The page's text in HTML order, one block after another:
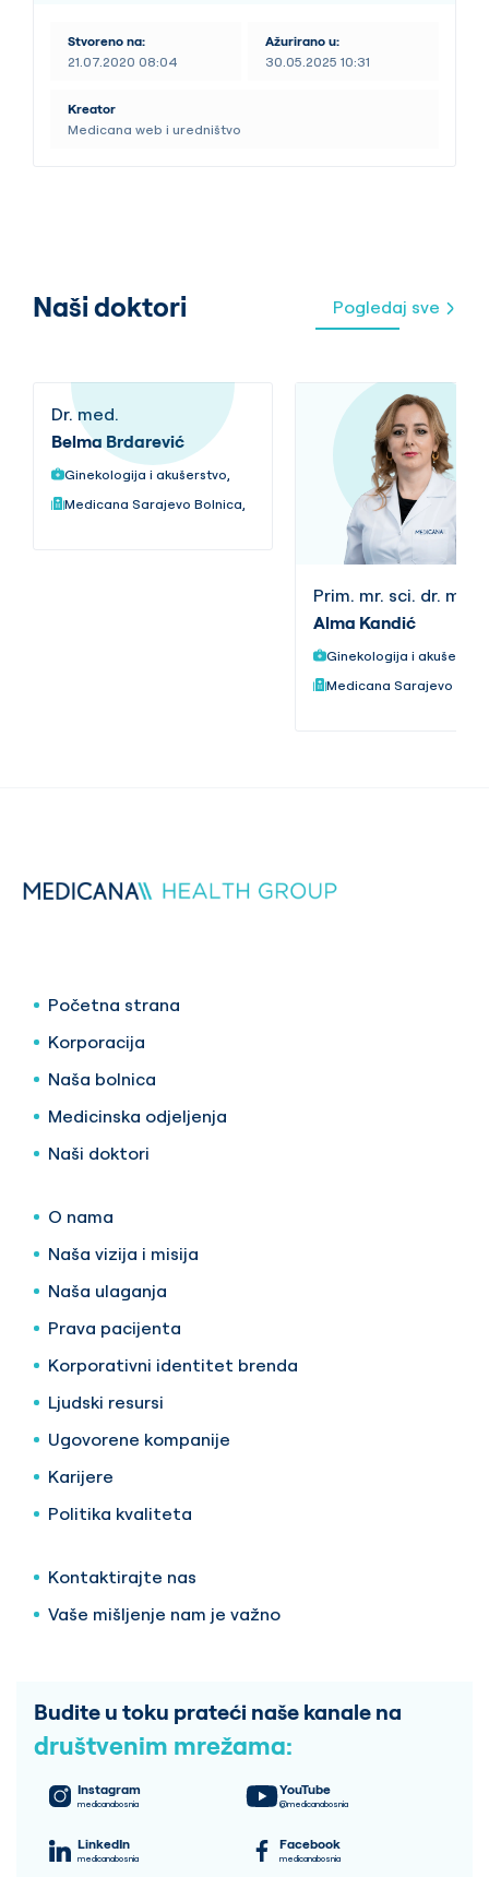
Stvoreno na:
21.07.2020 08:04
Ažurirano u:
30.05.2025 10:31
Kreator
Medicana web i uredništvo
Naši doktori Pogledaj sve
Dr. med.
Belma Brdarević
Ginekologija i akušerstvo,
Medicana Sarajevo Bolnica,
Prim. mr. sci. dr. med.
Alma Kandić
Ginekologija i
Medicana Sarajevo
Početna strana
Korporacija
Naša bolnica
Medicinska odjeljenja
Naši doktori
O nama
Naša vizija i misija
Naša ulaganja
Prava pacijenta
Korporativni identitet brenda
Ljudski resursi
Ugovorene kompanije
Karijere
Politika kvaliteta
Kontaktirajte nas
Vaše mišljenje nam je važno
Budite u toku prateći naše kanale na
društvenim mrežama:
Instagram
medicanabosnia
YouTube
@medicanabosnia
LinkedIn
medicanabosnia
Facebook
medicanabosnia